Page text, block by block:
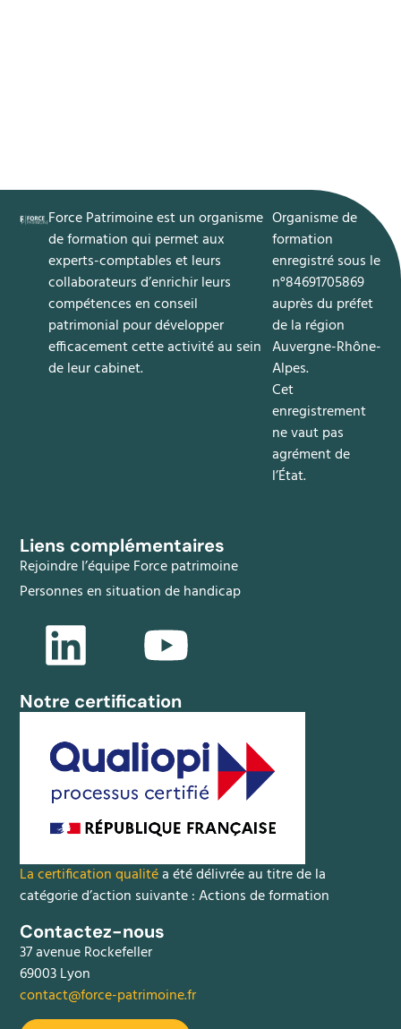
Force Patrimoine est un organisme
de formation qui permet aux
experts-comptables et leurs
collaborateurs d’enrichir leurs
compétences enconseil
patrimonial pour développer
efficacement cette activité au sein
de leur cabinet.
​Organisme de
formation
enregistré sous le
n°84691705869
auprès du préfet
de la région
Auvergne-Rhône-
Alpes.
Cet
enregistrement
ne vaut pas
agrément de
l’État.
Liens complémentaires
Rejoindre l’équipe Force patrimoine
Personnes en situation de handicap
Notre certification
La certification qualitéa été délivrée au titre de la
catégorie d’action suivante : Actions de formation
Contactez-nous
37 avenue Rockefeller
69003 Lyon
contact@force-patrimoine.fr